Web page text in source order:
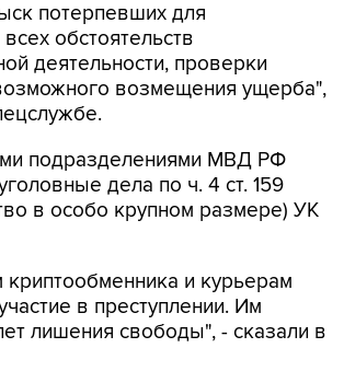
потерпевших для
обстоятельств
деятельности, проверки
возмещения ущерба",
подразделениями МВД РФ
дела по ч. 4 ст. 159
в особо крупном размере) УК
криптообменника и курьерам
в преступлении. Им
лишения свободы", - сказали в